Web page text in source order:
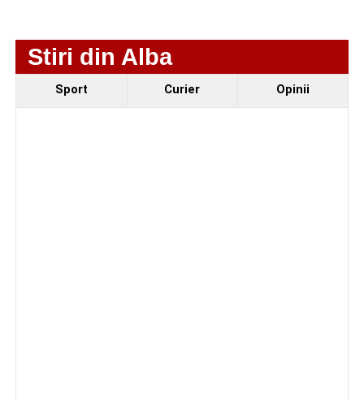
Fest, la Cetatea Greavilor din Gârbova
Stiri din Alba
Sport Curier Opinii